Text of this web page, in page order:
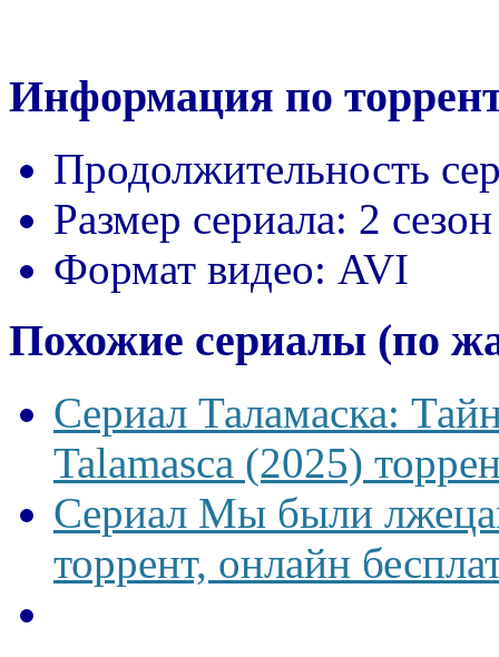
Информация по
Продолжительность
Размер сериала: 2
Формат видео: AVI
Похожие сериалы (по
Сериал Таламаска:
Talamasca (2025)
Сериал Мы были
торрент, онлайн